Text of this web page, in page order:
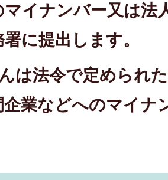
マイナンバー又は法
に提出します。
は法令で定められ
業などへのマイナ